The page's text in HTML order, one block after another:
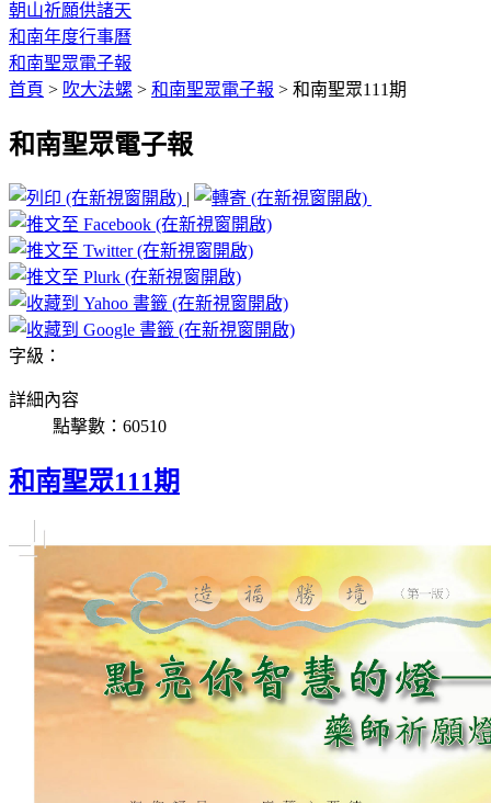
朝山祈願供諸天
和南年度行事曆
和南聖眾電子報
首頁 > 吹大法螺 > 和南聖眾電子報 > 和南聖眾111期
和南聖眾電子報
|
字級：
詳細內容
點擊數：60510
和南聖眾111期